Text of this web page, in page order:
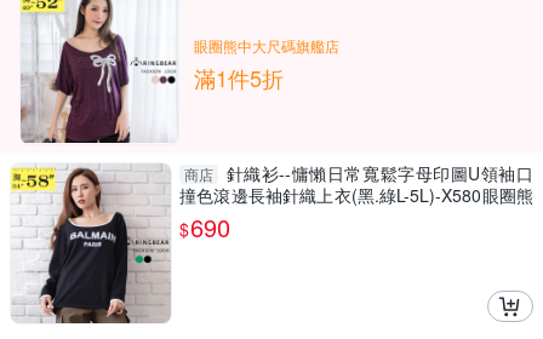
眼圈熊中大尺碼旗艦店
滿1件5折
商店
針織衫--慵懶日常寬鬆字母印圖U領袖口
撞色滾邊長袖針織上衣(黑.綠L-5L)-X580眼圈熊
中大尺碼
$690